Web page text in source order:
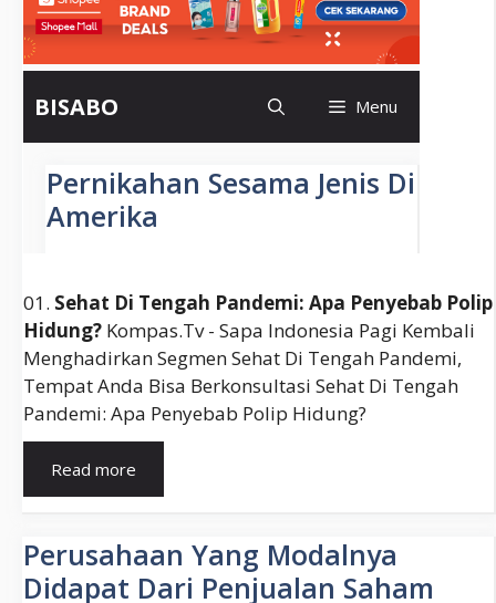
01. Sehat Di Tengah Pandemi: Apa Penyebab Polip
Hidung? Kompas.tv - Sapa Indonesia Pagi Kembali
Menghadirkan Segmen Sehat Di Tengah Pandemi,
Tempat Anda Bisa Berkonsultasi Sehat Di Tengah
Pandemi: Apa Penyebab Polip Hidung?
Read more
Istilah)
Perusahaan Yang Modalnya
Didapat Dari Penjualan Saham